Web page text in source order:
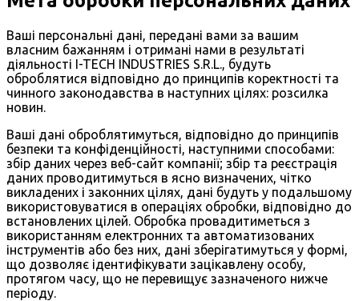
Ваші персональні дані, передані вами за вашим
власним бажанням і отримані нами в результаті
діяльності I-TECH INDUSTRIES S.R.L., будуть
оброблятися відповідно до принципів коректності та
чинного законодавства в наступних цілях: розсилка
новин.
Ваші дані оброблятимуться, відповідно до принципів
безпеки та конфіденційності, наступними способами:
збір даних через веб-сайт компанії; збір та реєстрація
даних проводитимуться в ясно визначених, чітко
викладених і законних цілях, дані будуть у подальшому
використовуватися в операціях обробки, відповідно до
встановлених цілей. Обробка провадитиметься з
використанням електронних та автоматизованих
інструментів або без них, дані зберігатимуться у формі,
що дозволяє ідентифікувати зацікавлену особу,
протягом часу, що не перевищує зазначеного нижче
періоду.